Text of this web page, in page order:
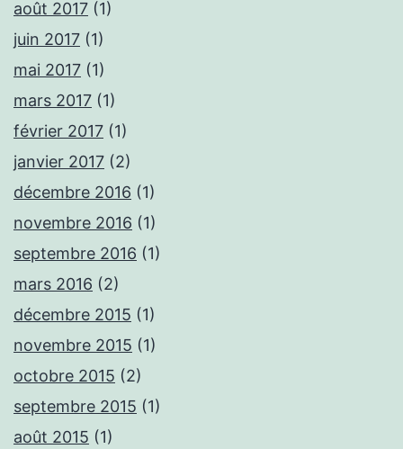
août 2017 (1)
juin 2017 (1)
mai 2017 (1)
mars 2017 (1)
février 2017 (1)
janvier 2017 (2)
décembre 2016 (1)
novembre 2016 (1)
septembre 2016 (1)
mars 2016 (2)
décembre 2015 (1)
novembre 2015 (1)
octobre 2015 (2)
septembre 2015 (1)
août 2015 (1)